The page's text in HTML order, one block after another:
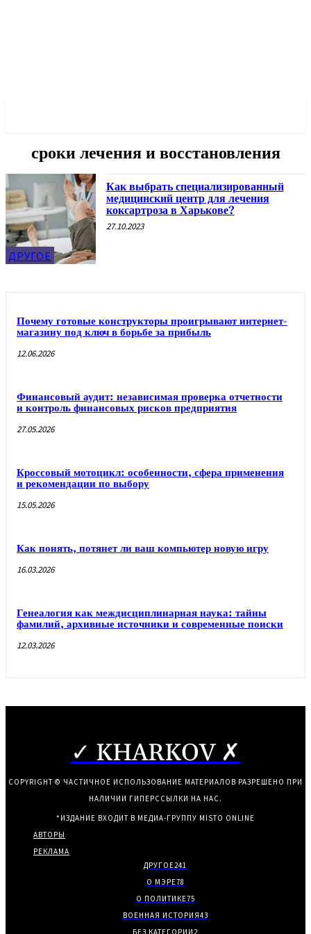
сроки лечения и восстановления
ДРУГОЕ
Как выбрать специализированный
медицинский центр для лечения
коксартроза в Харькове?
27.10.2023
Почему готовые конструкторы проигрывают интернет-
магазину под ключ в борьбе за прибыль
12.06.2026
Финансовый аудит: независимая проверка отчетности
и контроль финансовых рисков предприятия
27.05.2026
Кроссовый мотоцикл: особенности, сфера применения
и рекомендации по выбору
15.05.2026
Как понять, потянет ли ваш компьютер новую игру
16.03.2026
Генеалогия как междисциплинарная наука: тайны
фамилий, архивные источники и современные поиски
12.03.2026
✓ KHARKOV ✗
COPYRIGHT © ЧАСТИЧНОЕ ИСПОЛЬЗОВАНИЕ МАТЕРИАЛОВ РАЗРЕШЕНО ПРИ
НАЛИЧИИ ГИПЕРССЫЛКИ НА НАС.
*ИЗДАНИЕ ВХОДИТ В МЕДИА-ГРУППУ MISTO ONLINE
АВТОРЫ
РЕКЛАМА
ДРУГОЕ241
О МЭРЕ78
О ПОЛИТИКЕ75
ВОЕННАЯ ИСТОРИЯ43
БЕЗ КАТЕГОРИИ2